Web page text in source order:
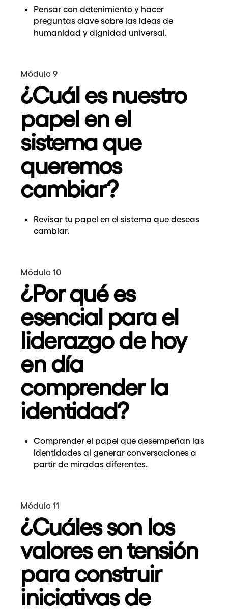
Pensar con detenimiento y hacer
preguntas clave sobre las ideas de
humanidad y dignidad universal.
Módulo 9
¿Cuál es nuestro
papel en el
sistema que
queremos
cambiar?
Revisar tu papel en el sistema que deseas
cambiar.
Módulo 10
¿Por qué es
esencial para el
liderazgo de hoy
en día
comprender la
identidad?
Comprender el papel que desempeñan las
identidades al generar conversaciones a
partir de miradas diferentes.
Módulo 11
¿Cuáles son los
valores en tensión
para construir
iniciativas de